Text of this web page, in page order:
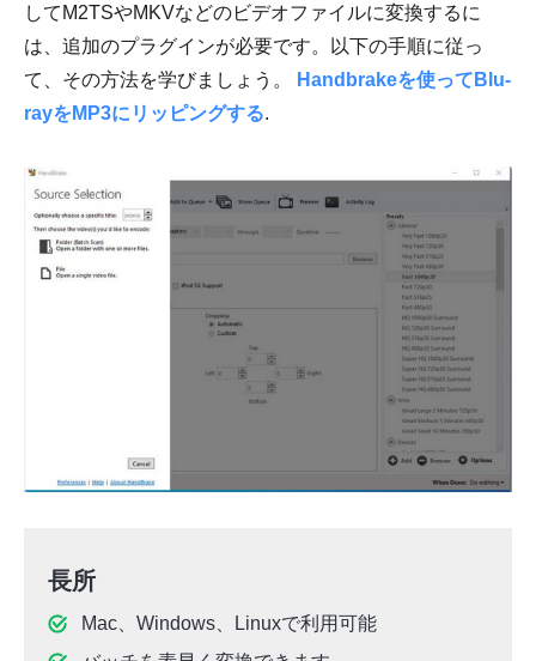
してM2TSやMKVなどのビデオファイルに変換するに
は、追加のプラグインが必要です。以下の手順に従っ
て、その方法を学びましょう。
Handbrakeを使ってBlu-
rayをMP3にリッピングする.
長所
Mac、Windows、Linuxで利用可能